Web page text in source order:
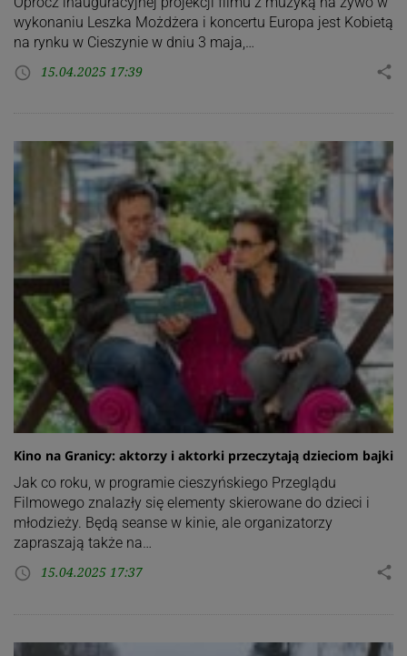
wykonaniu Leszka Możdżera i koncertu Europa jest Kobietą
na rynku w Cieszynie w dniu 3 maja,…
access_time 15.04.2025 17:39 share
Kino na Granicy: aktorzy i aktorki przeczytają dzieciom bajki
Jak co roku, w programie cieszyńskiego Przeglądu
Filmowego znalazły się elementy skierowane do dzieci i
młodzieży. Będą seanse w kinie, ale organizatorzy
zapraszają także na…
access_time 15.04.2025 17:37 share